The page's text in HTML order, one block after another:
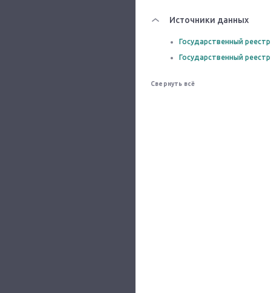
Источники данных
Государственный
Государственный
Свернуть всё